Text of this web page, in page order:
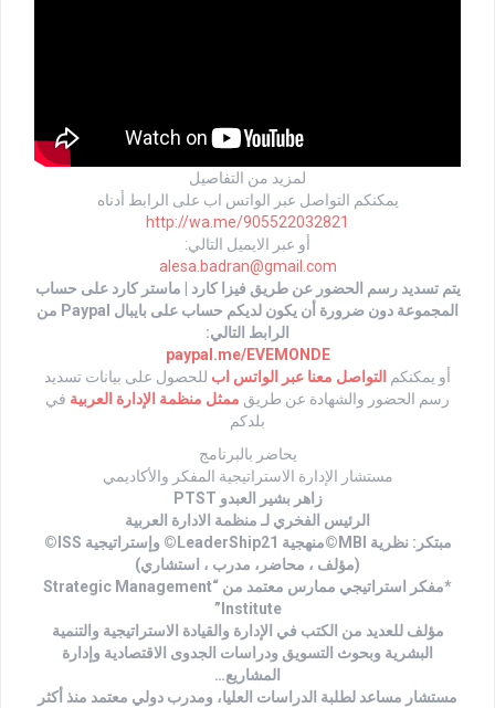
لمزيد من التفاصيل
يمكنكم التواصل عبر الواتس اب على الرابط أدناه
http://wa.me/905522032821
أو عبر الايميل التالي:
alesa.badran@gmail.com
يتم تسديد رسم الحضور عن طريق فيزا كارد | ماستر كارد على حساب
المجموعة دون ضرورة أن يكون لديكم حساب على بايبال Paypal من
الرابط التالي:
paypal.me/EVEMONDE
أو يمكنكم
التواصل معنا عبر الواتس اب للحصول على بيانات تسديد
رسم الحضور والشهادة عن طريق ممثل منظمة الإدارة العربيةفي
بلدكم
يحاضر بالبرنامج
مستشار الإدارة الاستراتيجية المفكر والأكاديمي
زاهر بشير العبدو PTST
الرئيس الفخري لـ منظمة الادارة العربية
مبتكر: نظرية MBI©منهجية LeaderShip21© وإستراتيجية ISS©
(مؤلف ، محاضر، مدرب ، استشاري)
*مفكر استراتيجي ممارس معتمد من “Strategic Management
Institute”
مؤلف للعديد من الكتب في الإدارة والقيادة الاستراتيجية والتنمية
البشرية وبحوث التسويق ودراسات الجدوى الاقتصادية وإدارة
المشاريع…
مستشار مساعد لطلبة الدراسات العليا، ومدرب دولي معتمد منذ أكثر